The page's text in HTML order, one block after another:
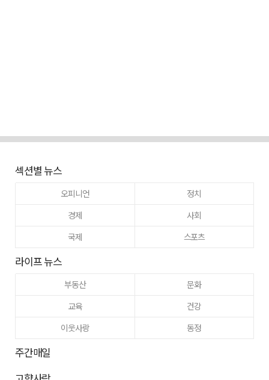
섹션별 뉴스
오피니언
정치
경제
사회
국제
스포츠
라이프 뉴스
부동산
문화
교육
건강
이웃사랑
동정
주간매일